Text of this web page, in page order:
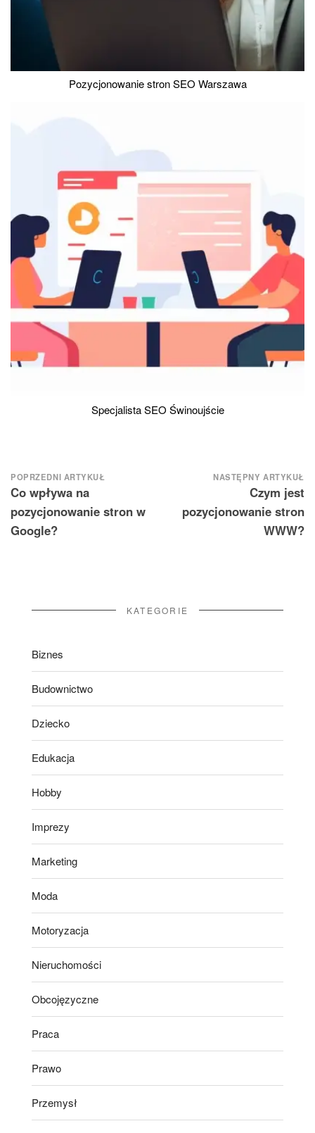
Pozycjonowanie stron SEO Warszawa
Specjalista SEO Świnoujście
Nawigacja
wpisu
POPRZEDNI ARTYKUŁ
Co wpływa na
pozycjonowanie stron w
Google?
NASTĘPNY ARTYKUŁ
Czym jest
pozycjonowanie stron
WWW?
KATEGORIE
Biznes
Budownictwo
Dziecko
Edukacja
Hobby
Imprezy
Marketing
Moda
Motoryzacja
Nieruchomości
Obcojęzyczne
Praca
Prawo
Przemysł